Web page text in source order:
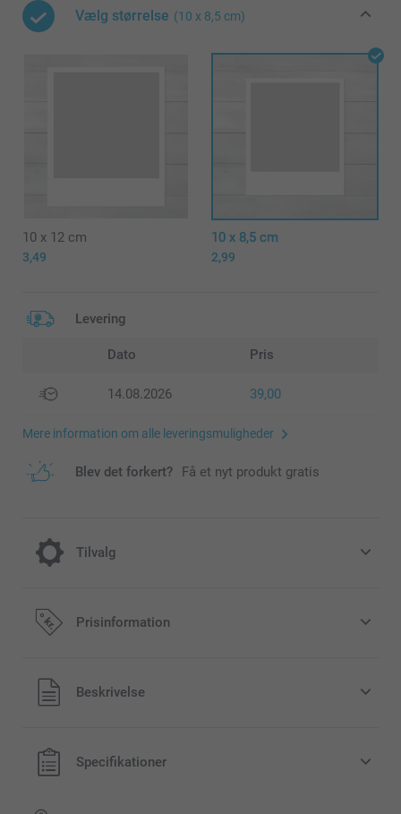
Vælg størrelse (10 x 8,5 cm)
10 x 12 cm
3,49
10 x 8,5 cm
2,99
Levering
Dato Pris
14.08.2026 39,00
Mere information om alle leveringsmuligheder
Blev det forkert? Få et nyt produkt gratis
Tilvalg
Farve effekt
Sepia
Prisinformation
Alle priser inklusive moms og uden
forsendelsesomkostninger
Beskrivelse
Specifikationer